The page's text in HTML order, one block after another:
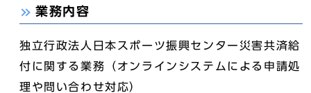
業務内容
独立行政法人日本スポーツ振興センター災害共済給
付に関する業務（オンラインシステムによる申請処
理や問い合わせ対応）